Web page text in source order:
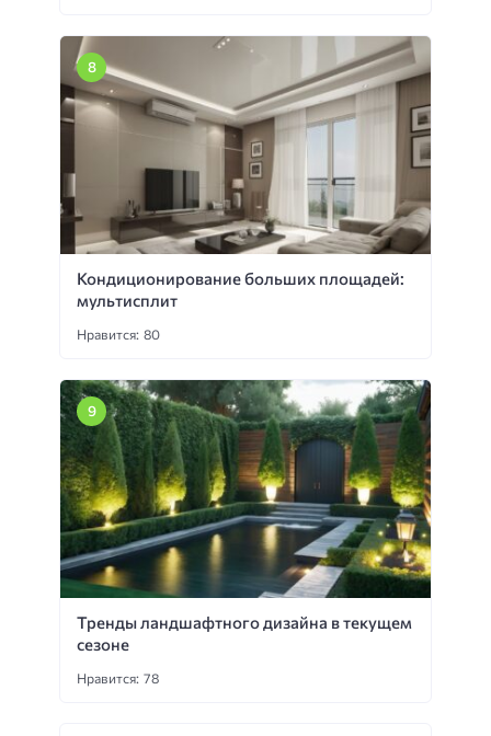
Кондиционирование больших площадей:
мультисплит
Нравится: 80
Тренды ландшафтного дизайна в текущем
сезоне
Нравится: 78